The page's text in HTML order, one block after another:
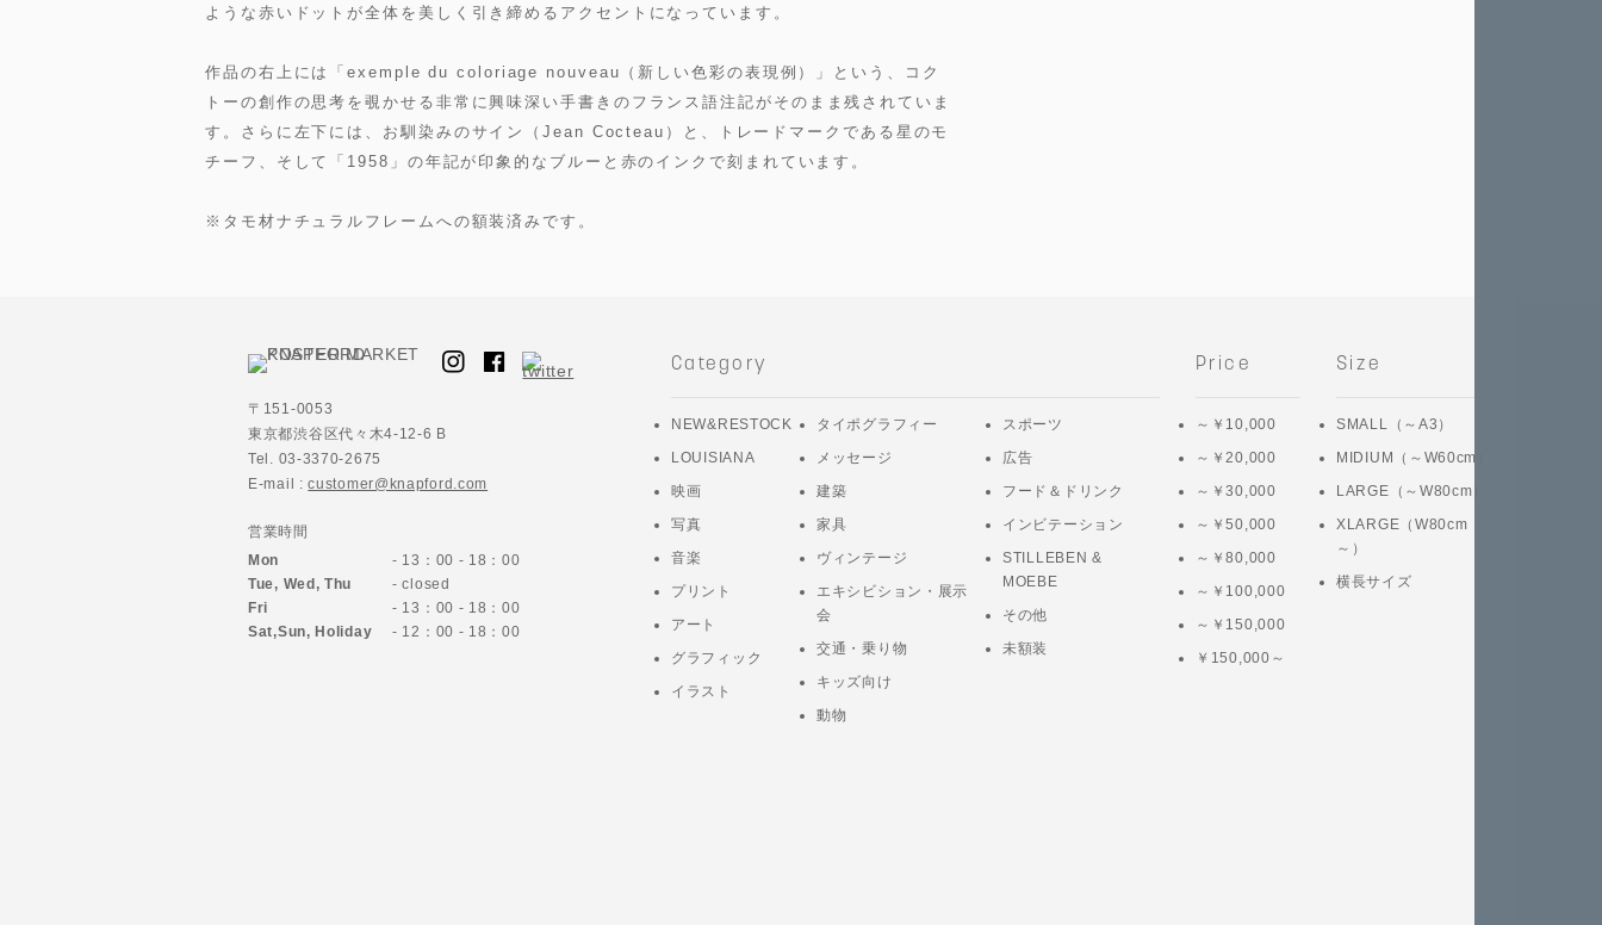
ような赤いドットが全体を美しく引き締めるアクセントになっています。
作品の右上には「exemple du coloriage nouveau（新しい色彩の表現例）」という、コク
トーの創作の思考を覗かせる非常に興味深い手書きのフランス語注記がそのまま残されていま
す。さらに左下には、お馴染みのサイン（Jean Cocteau）と、トレードマークである星のモ
チーフ、そして「1958」の年記が印象的なブルーと赤のインクで刻まれています。
※タモ材ナチュラルフレームへの額装済みです。
〒151-0053
東京都渋谷区代々木4-12-6 B
Tel. 03-3370-2675
E-mail :customer@knapford.com
営業時間
Mon
- 13：00 - 18：00
Tue, Wed, Thu
- closed
Fri
- 13：00 - 18：00
Sat,Sun,Holiday - 12：00 - 18：00
Category
NEW&RESTOCK
LOUISIANA
映画
写真
音楽
プリント
アート
グラフィック
イラスト
タイポグラフィー
メッセージ
建築
家具
ヴィンテージ
エキシビション・展示
会
交通・乗り物
キッズ向け
動物
スポーツ
広告
フード＆ドリンク
インビテーション
STILLEBEN &
MOEBE
その他
未額装
Price
～￥10,000
～￥20,000
～￥30,000
～￥50,000
～￥80,000
～￥100,000
～￥150,000
￥150,000～
Size
SMALL（～A3）
MIDIUM（～W60cm）
LARGE（～W80cm）
XLARGE（W80cm
～）
横長サイズ